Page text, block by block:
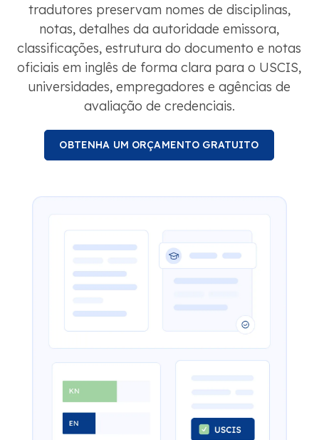
tradutores preservam nomes de disciplinas,
notas, detalhes da autoridade emissora,
classificações, estrutura do documento e notas
oficiais em inglês de forma clara para o USCIS,
universidades, empregadores e agências de
avaliação de credenciais.
OBTENHA UM ORÇAMENTO GRATUITO